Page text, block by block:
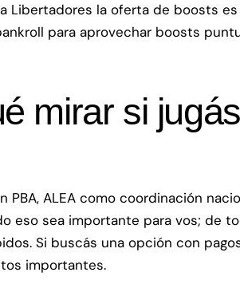
Libertadores la oferta de boosts
para aprovechar boosts
mirar si
PBA, ALEA como coordinación
eso sea importante para vos; de
Si buscás una opción con
importantes.